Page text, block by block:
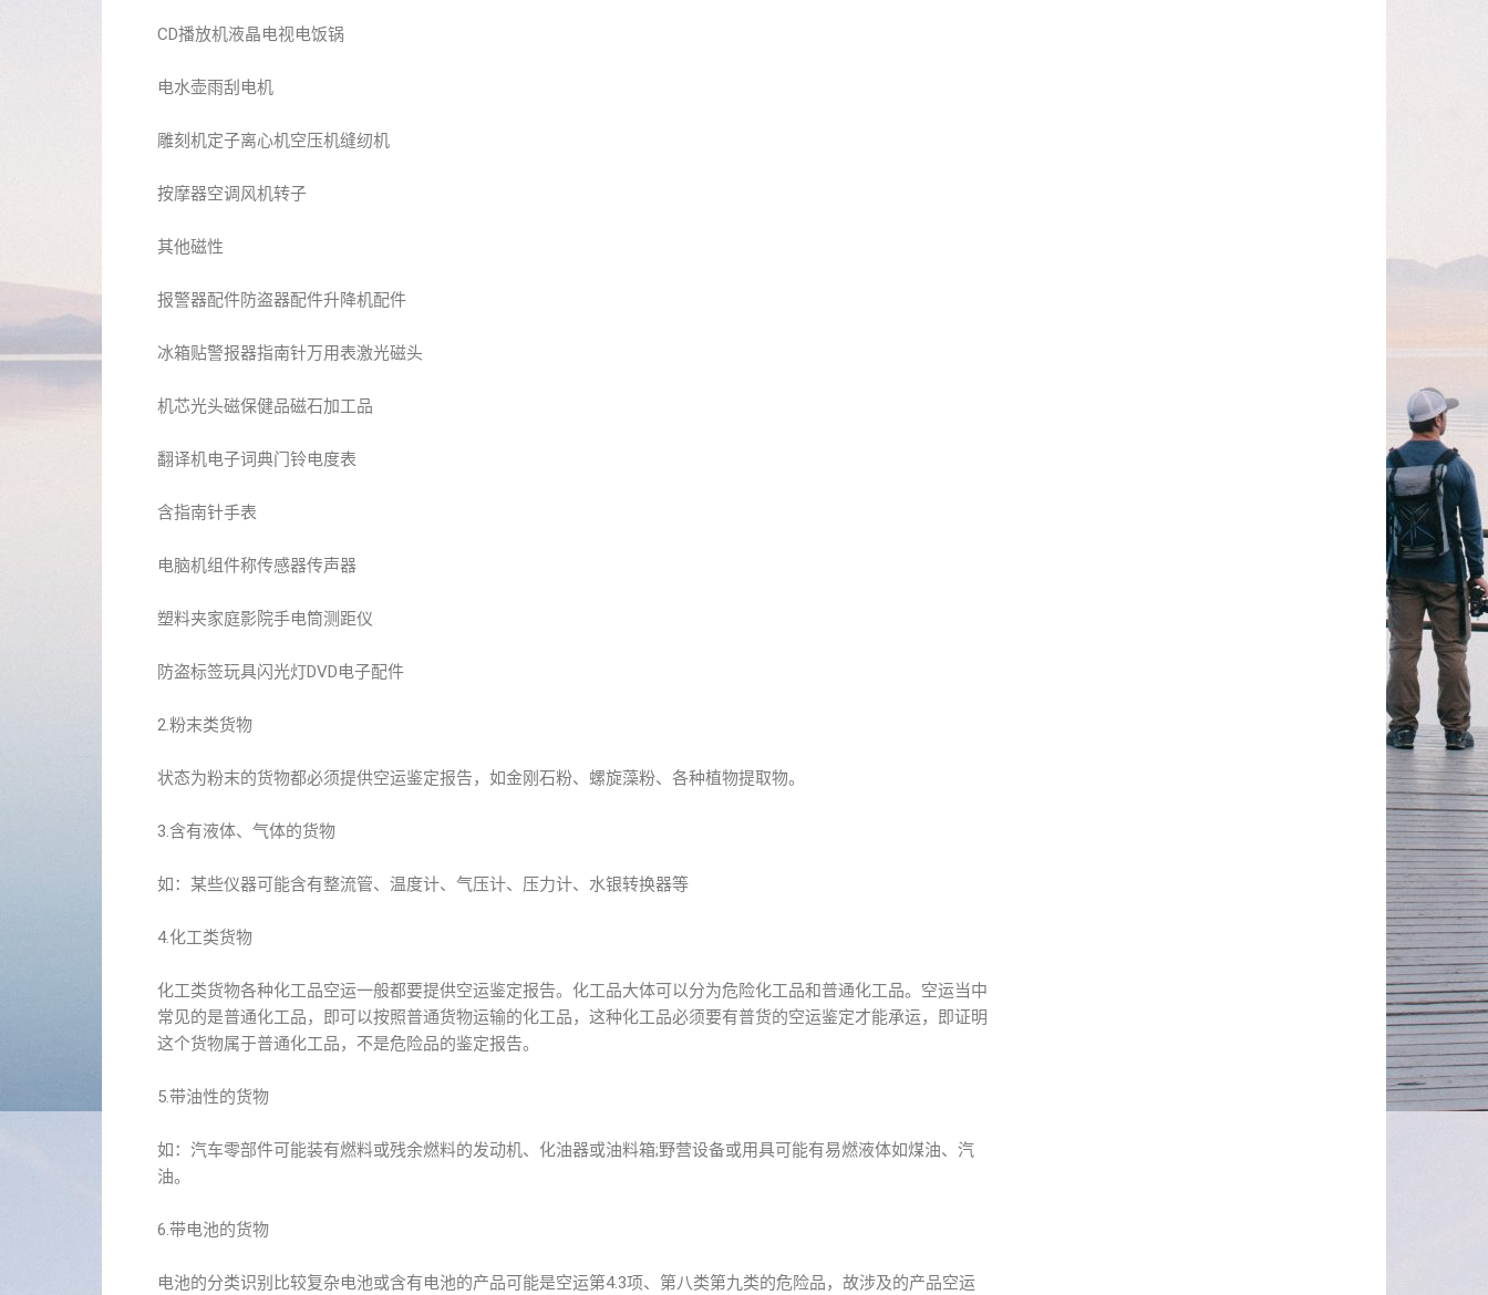
CD播放机液晶电视电饭锅
电水壶雨刮电机
雕刻机定子离心机空压机缝纫机
按摩器空调风机转子
其他磁性
报警器配件防盗器配件升降机配件
冰箱贴警报器指南针万用表激光磁头
机芯光头磁保健品磁石加工品
翻译机电子词典门铃电度表
含指南针手表
电脑机组件称传感器传声器
塑料夹家庭影院手电筒测距仪
防盗标签玩具闪光灯DVD电子配件
2.粉末类货物
状态为粉末的货物都必须提供空运鉴定报告，如金刚石粉、螺旋藻粉、各种植物提取物。
3.含有液体、气体的货物
如：某些仪器可能含有整流管、温度计、气压计、压力计、水银转换器等
4.化工类货物
化工类货物各种化工品空运一般都要提供空运鉴定报告。化工品大体可以分为危险化工品和普通化工品。空运当中
常见的是普通化工品，即可以按照普通货物运输的化工品，这种化工品必须要有普货的空运鉴定才能承运，即证明
这个货物属于普通化工品，不是危险品的鉴定报告。
5.带油性的货物
如：汽车零部件可能装有燃料或残余燃料的发动机、化油器或油料箱;野营设备或用具可能有易燃液体如煤油、汽
油。
6.带电池的货物
电池的分类识别比较复杂电池或含有电池的产品可能是空运第4.3项、第八类第九类的危险品，故涉及的产品空运